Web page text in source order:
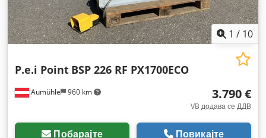
1 / 10
Aumühle 960 km
P.e.i Point BSP 226 RF PX1700ECO
3.790 €
VB додава се ДДВ
Побарајте Повикајте